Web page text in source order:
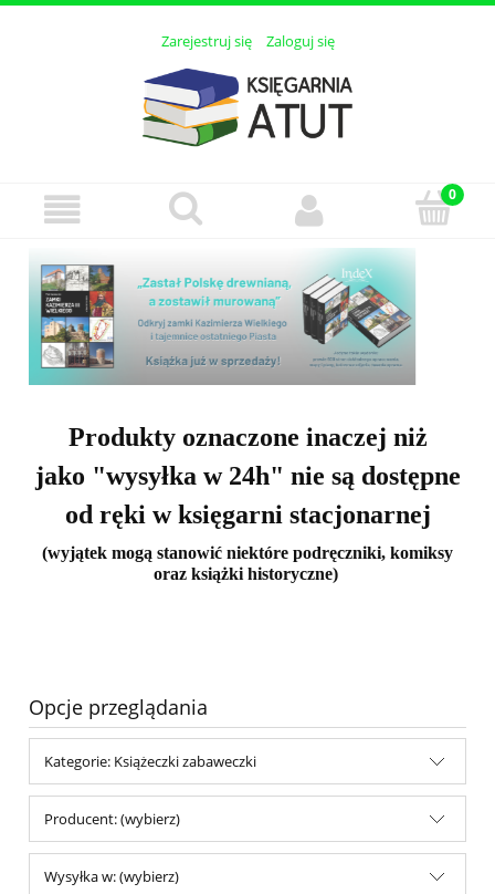
Zarejestruj się Zaloguj się
Produkty oznaczone inaczej niż
jako "wysyłka w 24h" nie są dostępne
od ręki w księgarni stacjonarnej
(wyjątek mogą stanowić niektóre podręczniki, komiksy
oraz książki historyczne)
Opcje przeglądania
Kategorie: Książeczki zabaweczki
Producent: (wybierz)
Wysyłka w: (wybierz)